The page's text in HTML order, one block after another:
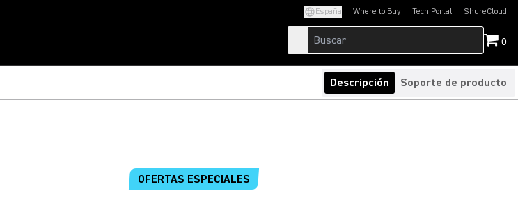
España Where to Buy Tech Portal
(Opens in a new tab)ShureCloud
(Opens in a new
0
Descripción Soporte de producto
OFERTAS ESPECIALES